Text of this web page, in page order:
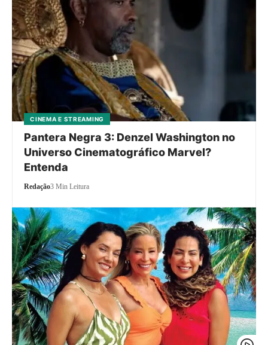
CINEMA E STREAMING
Pantera Negra 3: Denzel Washington no
Universo Cinematográfico Marvel?
Entenda
Redação3 Min Leitura